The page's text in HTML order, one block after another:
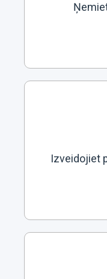
Izveidojiet